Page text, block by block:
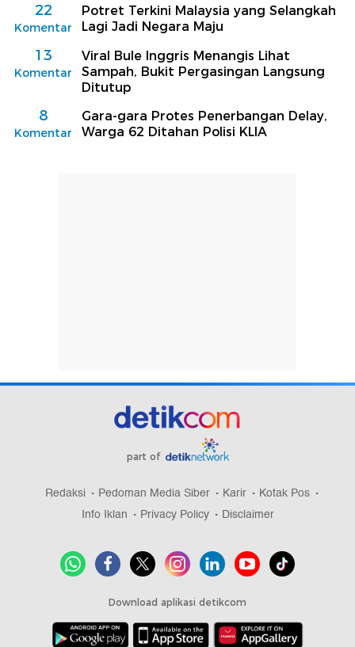
22
Komentar
Potret Terkini Malaysia yang Selangkah
Lagi Jadi Negara Maju
13
Komentar
Viral Bule Inggris Menangis Lihat
Sampah, Bukit Pergasingan Langsung
Ditutup
8
Komentar
Gara-gara Protes Penerbangan Delay,
Warga 62 Ditahan Polisi KLIA
part of
Redaksi Pedoman Media Siber Karir
Kotak Pos
Info Iklan
Privacy Policy Disclaimer
Download aplikasi detikcom